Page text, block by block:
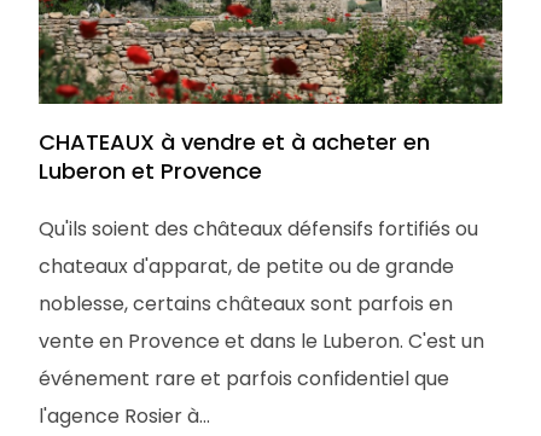
CHATEAUX à vendre et à acheter en
Luberon et Provence
Qu'ils soient des châteaux défensifs fortifiés ou
chateaux d'apparat, de petite ou de grande
noblesse, certains châteaux sont parfois en
vente en Provence et dans le Luberon. C'est un
événement rare et parfois confidentiel que
l'agence Rosier à...